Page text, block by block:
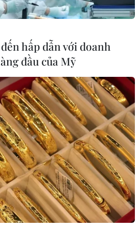
MỤC
Trí tuệ nhân
học sinh Việt
học Văn hóa,
Hóa vào
Đức
hấp dẫn với doanh
đầu của Mỹ